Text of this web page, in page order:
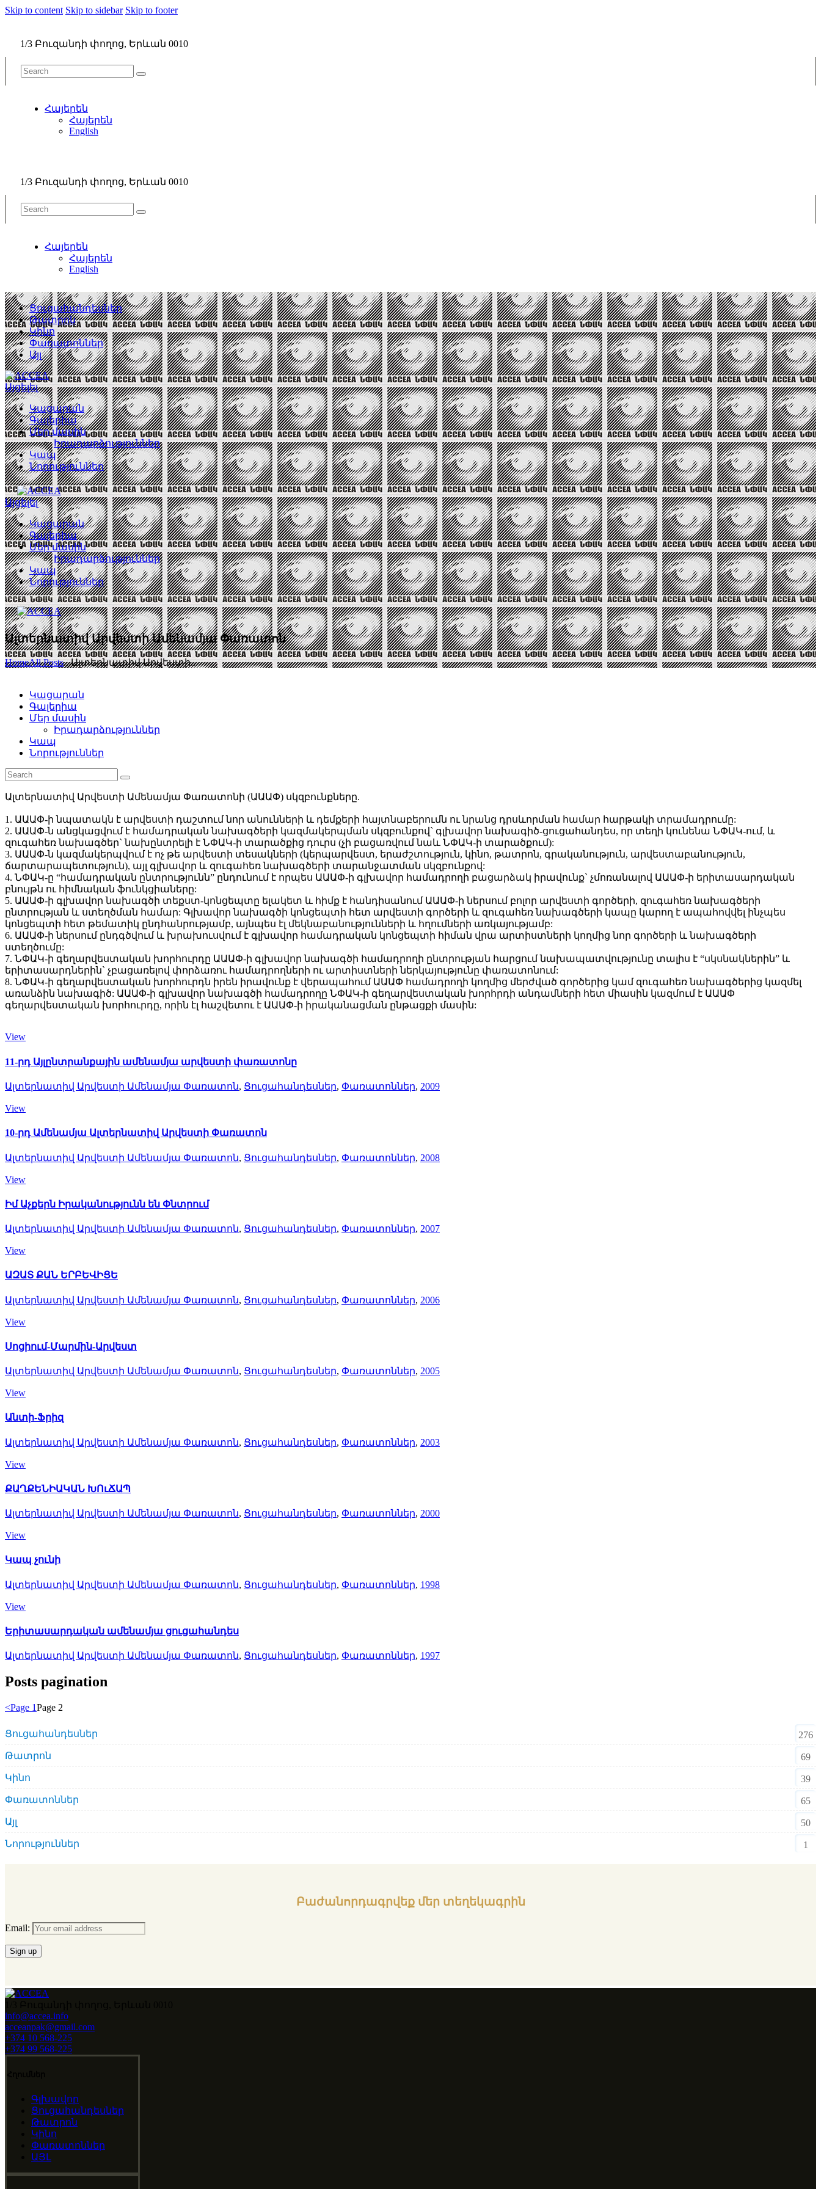
Skip to content Skip to sidebar Skip to footer
1/3 Բուզանդի փողոց, Երևան 0010
Հայերեն
Հայերեն
English
1/3 Բուզանդի փողոց, Երևան 0010
Հայերեն
Հայերեն
English
Ցուցահանդեսներ
Թատրոն
Կինո
Փառատոններ
Այլ
Այցելել
Կացարան
Գալերիա
Մեր մասին
Իրադարձություններ
Կապ
Նորություններ
Այցելել
Կացարան
Գալերիա
Մեր մասին
Իրադարձություններ
Կապ
Նորություններ
Ալտերնատիվ Արվեստի Ամենամյա Փառատոն
HomeAll Posts...Ալտերնատիվ Արվեստի...
Կացարան
Գալերիա
Մեր մասին
Իրադարձություններ
Կապ
Նորություններ
Ալտերնատիվ Արվեստի Ամենամյա Փառատոնի (ԱԱԱՓ) սկզբունքները.
1. ԱԱԱՓ-ի նպատակն է արվեստի դաշտում նոր անունների և դեմքերի հայտնաբերումն ու նրանց դրսևորման համար հարթակի տրամադրումը:
2. ԱԱԱՓ-ն անցկացվում է համադրական նախագծերի կազմակերպման սկզբունքով` գլխավոր նախագիծ-ցուցահանդես, որ տեղի կունենա ՆՓԱԿ-ում, և
զուգահեռ նախագծեր` նախընտրելի է ՆՓԱԿ-ի տարածքից դուրս (չի բացառվում նաև ՆՓԱԿ-ի տարածքում):
3. ԱԱԱՓ-ն կազմակերպվում է ոչ թե արվեստի տեսակների (կերպարվեստ, երաժշտություն, կինո, թատրոն, գրականություն, արվեստաբանություն,
ճարտարապետություն), այլ գլխավոր և զուգահեռ նախագծերի տարանջատման սկզբունքով:
4. ՆՓԱԿ-ը “համադրական ընտրությունն” ընդունում է որպես ԱԱԱՓ-ի գլխավոր համադրողի բացարձակ իրավունք` չմոռանալով ԱԱԱՓ-ի երիտասարդական
բնույթն ու հիմնական ֆունկցիաները:
5. ԱԱԱՓ-ի գլխավոր նախագծի տեքստ-կոնցեպտը ելակետ և հիմք է հանդիսանում ԱԱԱՓ-ի ներսում բոլոր արվեստի գործերի, զուգահեռ նախագծերի
ընտրության և ստեղծման համար: Գլխավոր նախագծի կոնցեպտի հետ արվեստի գործերի և զուգահեռ նախագծերի կապը կարող է ապահովվել ինչպես
կոնցեպտի հետ թեմատիկ ընդհանրությամբ, այնպես էլ մեկնաբանությունների և հղումների առկայությամբ:
6. ԱԱԱՓ-ի ներսում ընդգծվում և խրախուսվում է գլխավոր համադրական կոնցեպտի հիման վրա արտիստների կողմից նոր գործերի և նախագծերի
ստեղծումը:
7. ՆՓԱԿ-ի գեղարվեստական խորհուրդը ԱԱԱՓ-ի գլխավոր նախագծի համադրողի ընտրության հարցում նախապատվությունը տալիս է “սկսնակներին” և
երիտասարդներին` չբացառելով փորձառու համադրողների ու արտիստների ներկայությունը փառատոնում:
8. ՆՓԱԿ-ի գեղարվեստական խորհուրդն իրեն իրավունք է վերապահում ԱԱԱՓ համադրողի կողմից մերժված գործերից կամ զուգահեռ նախագծերից կազմել
առանձին նախագիծ: ԱԱԱՓ-ի գլխավոր նախագծի համադրողը ՆՓԱԿ-ի գեղարվեստական խորհրդի անդամների հետ միասին կազմում է ԱԱԱՓ
գեղարվեստական խորհուրդը, որին էլ հաշվետու է ԱԱԱՓ-ի իրականացման ընթացքի մասին:
View
11-րդ Այլընտրանքային ամենամյա արվեստի փառատոնը
Ալտերնատիվ Արվեստի Ամենամյա Փառատոն, Ցուցահանդեսներ, Փառատոններ, 2009
View
10-րդ Ամենամյա Ալտերնատիվ Արվեստի Փառատոն
Ալտերնատիվ Արվեստի Ամենամյա Փառատոն, Ցուցահանդեսներ, Փառատոններ, 2008
View
Իմ Աչքերն Իրականությունն են Փնտրում
Ալտերնատիվ Արվեստի Ամենամյա Փառատոն, Ցուցահանդեսներ, Փառատոններ, 2007
View
ԱԶԱՏ ՔԱՆ ԵՐԲԵՎԻՑԵ
Ալտերնատիվ Արվեստի Ամենամյա Փառատոն, Ցուցահանդեսներ, Փառատոններ, 2006
View
Սոցիում-Մարմին-Արվեստ
Ալտերնատիվ Արվեստի Ամենամյա Փառատոն, Ցուցահանդեսներ, Փառատոններ, 2005
View
Անտի-Ֆրիզ
Ալտերնատիվ Արվեստի Ամենամյա Փառատոն, Ցուցահանդեսներ, Փառատոններ, 2003
View
ՔԱՂՔԵՆԻԱԿԱՆ ԽՈւՃԱՊ
Ալտերնատիվ Արվեստի Ամենամյա Փառատոն, Ցուցահանդեսներ, Փառատոններ, 2000
View
Կապ չունի
Ալտերնատիվ Արվեստի Ամենամյա Փառատոն, Ցուցահանդեսներ, Փառատոններ, 1998
View
Երիտասարդական ամենամյա ցուցահանդես
Ալտերնատիվ Արվեստի Ամենամյա Փառատոն, Ցուցահանդեսներ, Փառատոններ, 1997
Posts pagination
<Page 1Page 2
Ցուցահանդեսներ
276
Թատրոն
69
Կինո
39
Փառատոններ
65
Այլ
50
Նորություններ
1
Բաժանորդագրվեք մեր տեղեկագրին
Email:
info@accea.info
acceanpak@gmail.com
+374 10 568-225
+374 99 568-225
Գլխավոր
Ցուցահանդեսներ
Թատրոն
Կինո
Փառատոններ
ԱՅԼ